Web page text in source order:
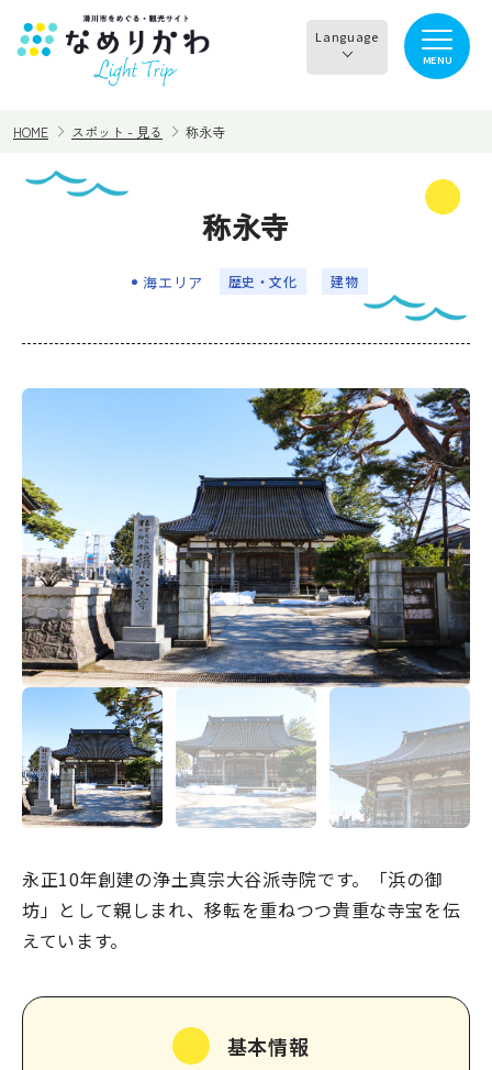
Language
MENU
遊ぶ・体験 買う・お土産
なめりかわめぐり
滑川から○○へ！サイク
リングコース
宿場町を歩こう！なめり
かわ宿場回廊
HOME
お知らせ
なめりかワット？
滑川ってどんなところ？
写真で見るなめりかわ
滑川とホタルイカ
なめりかわ"達人"名鑑
デジタルパンフレット
なめりかわ観光パートナー
会員入会案内
HOME スポット - 見る 称永寺
称永寺
海エリア 歴史・文化 建物
永正10年創建の浄土真宗大谷派寺院です。「浜の御
坊」として親しまれ、移転を重ねつつ貴重な寺宝を伝
えています。
基本情報